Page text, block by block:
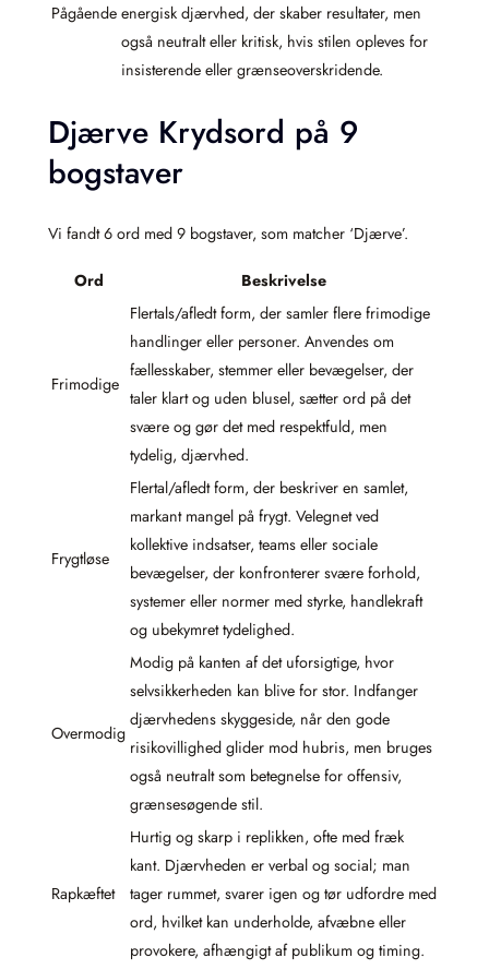
Pågående energisk djærvhed, der skaber resultater, men
også neutralt eller kritisk, hvis stilen opleves for
insisterende eller grænseoverskridende.
Djærve Krydsord på 9
bogstaver
Vi fandt 6 ord med 9 bogstaver, som matcher ‘Djærve’.
Ord Beskrivelse
Frimodige
Flertals/afledt form, der samler flere frimodige
handlinger eller personer. Anvendes om
fællesskaber, stemmer eller bevægelser, der
taler klart og uden blusel, sætter ord på det
svære og gør det med respektfuld, men
tydelig, djærvhed.
Frygtløse
Flertal/afledt form, der beskriver en samlet,
markant mangel på frygt. Velegnet ved
kollektive indsatser, teams eller sociale
bevægelser, der konfronterer svære forhold,
systemer eller normer med styrke, handlekraft
og ubekymret tydelighed.
Overmodig
Modig på kanten af det uforsigtige, hvor
selvsikkerheden kan blive for stor. Indfanger
djærvhedens skyggeside, når den gode
risikovillighed glider mod hubris, men bruges
også neutralt som betegnelse for offensiv,
grænsesøgende stil.
Rapkæftet
Hurtig og skarp i replikken, ofte med fræk
kant. Djærvheden er verbal og social; man
tager rummet, svarer igen og tør udfordre med
ord, hvilket kan underholde, afvæbne eller
provokere, afhængigt af publikum og timing.